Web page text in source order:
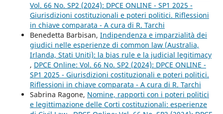
Vol. 66 No. SP2 (2024): DPCE ONLINE - SP1 2025 -
Giurisdizioni costituzionali e poteri politici. Riflessioni
in chiave comparata - A cura di R. Tarchi
Benedetta Barbisan, Indipendenza e imparzialità dei
giudici nelle esperienze di common law (Australia,
Irlanda, Stati Uniti): la bias rule e la judicial legitimacy
, DPCE Online: Vol. 66 No. SP2 (2024): DPCE ONLINE -
SP1 2025 - Giurisdizioni costituzionali e poteri politici.
Riflessioni in chiave comparata - A cura di R. Tarchi
Sabrina Ragone, Nomine, rapporti con i poteri politici
e legittimazione delle Corti costituzionali: esperienze